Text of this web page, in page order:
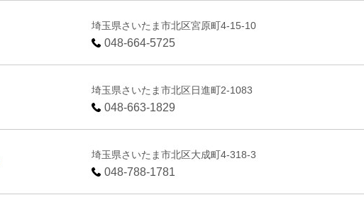
埼玉県さいたま市北区宮原町4-15-10
048-664-5725
埼玉県さいたま市北区日進町2-1083
048-663-1829
埼玉県さいたま市北区大成町4-318-3
048-788-1781